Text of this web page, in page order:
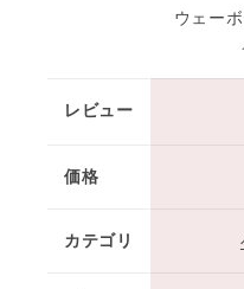
ウェー
レビュー
価格
カテゴリ